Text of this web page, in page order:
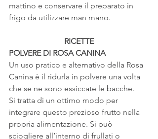
mattino e conservare il preparato in
frigo da utilizzare man mano.
RICETTE
POLVERE DI ROSA CANINA
Un uso pratico e alternativo della Rosa
Canina è il ridurla in polvere una volta
che se ne sono essiccate le bacche.
Si tratta di un ottimo modo per
integrare questo prezioso frutto nella
propria alimentazione. Si può
sciogliere all’interno di frullati o